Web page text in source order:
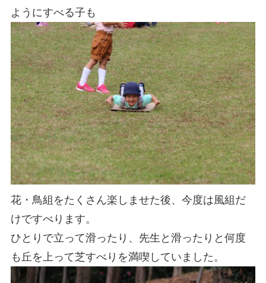
ようにすべる子も
花・鳥組をたくさん楽しませた後、今度は風組だ
けですべります。
ひとりで立って滑ったり、先生と滑ったりと何度
も丘を上って芝すべりを満喫していました。